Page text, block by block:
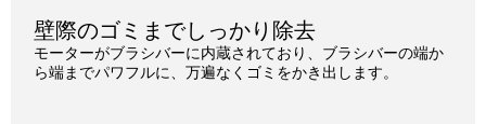
壁際のゴミまでしっかり除去
モーターがブラシバーに内蔵されており、ブラシバーの端か
ら端までパワフルに、万遍なくゴミをかき出します。